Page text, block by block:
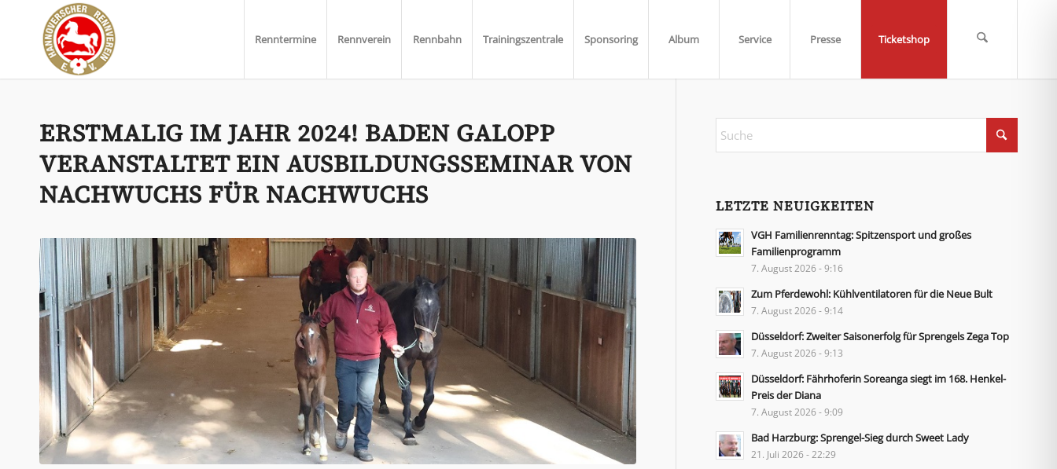
Renntermine Rennverein Rennbahn Trainingszentrale Sponsoring Album Service Presse Ticketshop
ERSTMALIG IM JAHR 2024! BADEN GALOPP
VERANSTALTET EIN AUSBILDUNGSSEMINAR VON
NACHWUCHS FÜR NACHWUCHS
LETZTE NEUIGKEITEN
VGH Familienrenntag: Spitzensport und großes
Familienprogramm
7. August 2026 - 9:16
Zum Pferdewohl: Kühlventilatoren für die Neue Bult
7. August 2026 - 9:14
Düsseldorf: Zweiter Saisonerfolg für Sprengels Zega Top
7. August 2026 - 9:13
Düsseldorf: Fährhoferin Soreanga siegt im 168. Henkel-
Preis der Diana
7. August 2026 - 9:09
Bad Harzburg: Sprengel-Sieg durch Sweet Lady
21. Juli 2026 - 22:29